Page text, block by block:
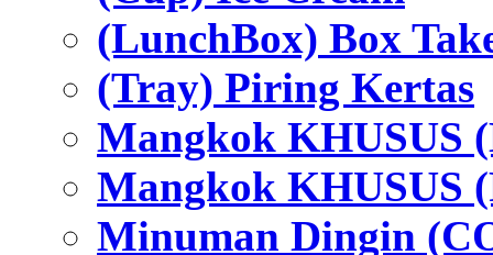
(LunchBox) Box
(Tray) Piring Kertas
Mangkok KHUSUS
Mangkok KHUSUS
Minuman Dingin